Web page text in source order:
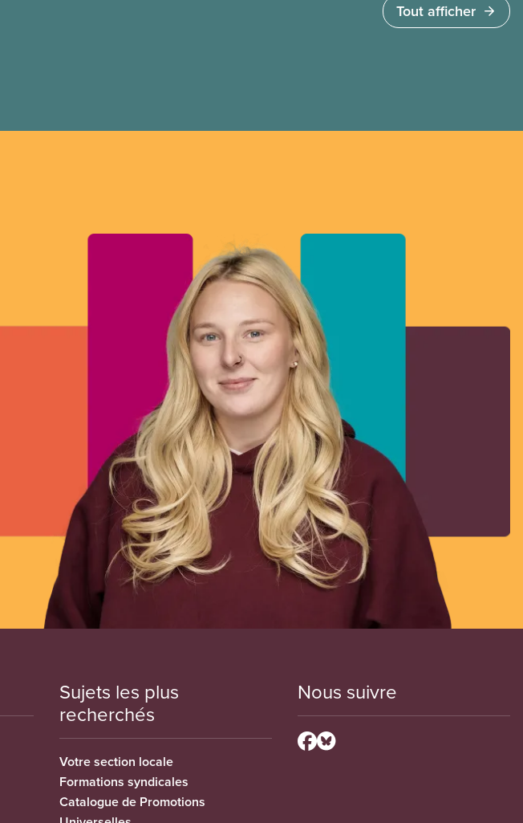
Tout afficher
Sujets les plus
recherchés
Votre section locale
Formations syndicales
Catalogue de Promotions
Nous suivre